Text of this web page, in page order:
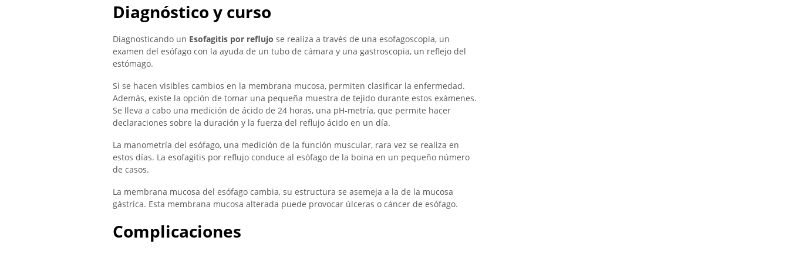
Diagnóstico y curso
Diagnosticando un Esofagitis por reflujo se realiza a través de una esofagoscopia, un
examen del esófago con la ayuda de un tubo de cámara y una gastroscopia, un reflejo del
estómago.
Si se hacen visibles cambios en la membrana mucosa, permiten clasificar la enfermedad.
Además, existe la opción de tomar una pequeña muestra de tejido durante estos exámenes.
Se lleva a cabo una medición de ácido de 24 horas, una pH-metría, que permite hacer
declaraciones sobre la duración y la fuerza del reflujo ácido en un día.
La manometría del esófago, una medición de la función muscular, rara vez se realiza en
estos días. La esofagitis por reflujo conduce al esófago de la boina en un pequeño número
de casos.
La membrana mucosa del esófago cambia, su estructura se asemeja a la de la mucosa
gástrica. Esta membrana mucosa alterada puede provocar úlceras o cáncer de esófago.
Complicaciones